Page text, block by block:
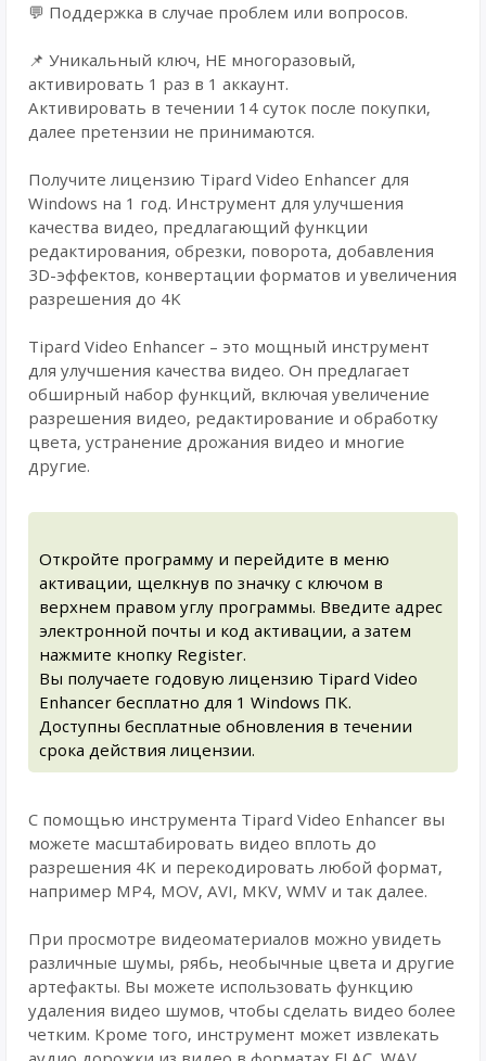
💬 Поддержка в случае проблем или вопросов.
📌 Уникальный ключ, НЕ многоразовый,
активировать 1 раз в 1 аккаунт.
Активировать в течении 14 суток после покупки,
далее претензии не принимаются.
Получите лицензию Tipard Video Enhancer для
Windows на 1 год. Инструмент для улучшения
качества видео, предлагающий функции
редактирования, обрезки, поворота, добавления
3D-эффектов, конвертации форматов и увеличения
разрешения до 4K
Tipard Video Enhancer – это мощный инструмент
для улучшения качества видео. Он предлагает
обширный набор функций, включая увеличение
разрешения видео, редактирование и обработку
цвета, устранение дрожания видео и многие
другие.
Откройте программу и перейдите в меню
активации, щелкнув по значку с ключом в
верхнем правом углу программы. Введите адрес
электронной почты и код активации, а затем
нажмите кнопку Register.
Вы получаете годовую лицензию Tipard Video
Enhancer бесплатно для 1 Windows ПК.
Доступны бесплатные обновления в течении
срока действия лицензии.
С помощью инструмента Tipard Video Enhancer вы
можете масштабировать видео вплоть до
разрешения 4K и перекодировать любой формат,
например MP4, MOV, AVI, MKV, WMV и так далее.
При просмотре видеоматериалов можно увидеть
различные шумы, рябь, необычные цвета и другие
артефакты. Вы можете использовать функцию
удаления видео шумов, чтобы сделать видео более
четким. Кроме того, инструмент может извлекать